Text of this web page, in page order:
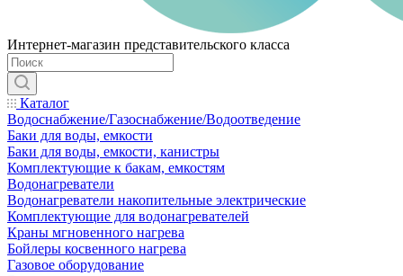
Интернет-магазин представительского класса
Каталог
Водоснабжение/Газоснабжение/Водоотведение
Баки для воды, емкости
Баки для воды, емкости, канистры
Комплектующие к бакам, емкостям
Водонагреватели
Водонагреватели накопительные электрические
Комплектующие для водонагревателей
Краны мгновенного нагрева
Бойлеры косвенного нагрева
Газовое оборудование